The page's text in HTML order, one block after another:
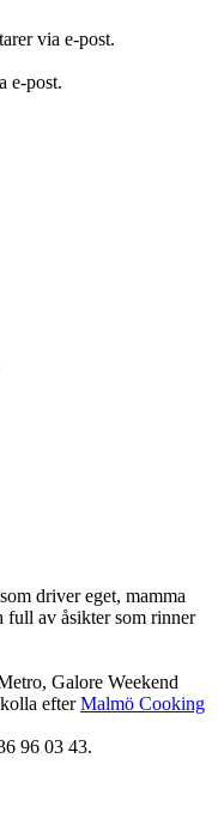
via e-post.
e-post.
driver eget, mamma
full av åsikter som rinner
Galore Weekend
efterMalmö Cooking
96 03 43.